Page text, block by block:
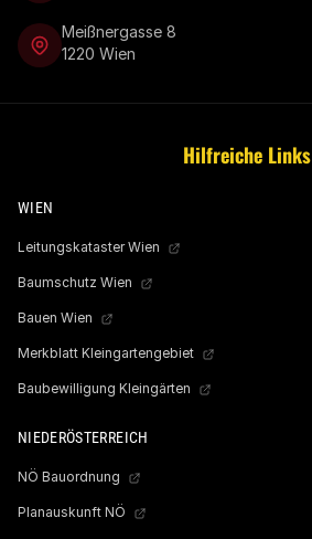
Meißnergasse 8
1220 Wien
Hilfreiche Links
WIEN
Leitungskataster Wien
Baumschutz Wien
Bauen Wien
Merkblatt Kleingartengebiet
Baubewilligung Kleingärten
NIEDERÖSTERREICH
NÖ Bauordnung
Planauskunft NÖ